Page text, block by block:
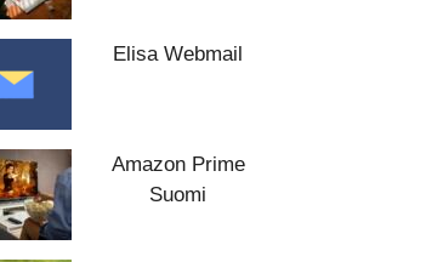
Elisa Webmail
Amazon Prime
Suomi